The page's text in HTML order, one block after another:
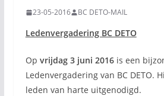
23-05-2016 BC DETO-MAIL
Ledenvergadering BC DETO
Op vrijdag 3 juni 2016is een
Ledenvergadering van BC DETO.
leden van harte uitgenodigd.